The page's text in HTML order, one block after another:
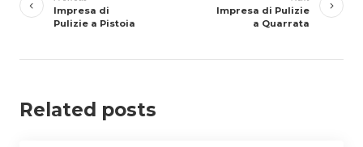
Impresa di
Pulizie a Pistoia
Impresa di Pulizie
a Quarrata
Related posts